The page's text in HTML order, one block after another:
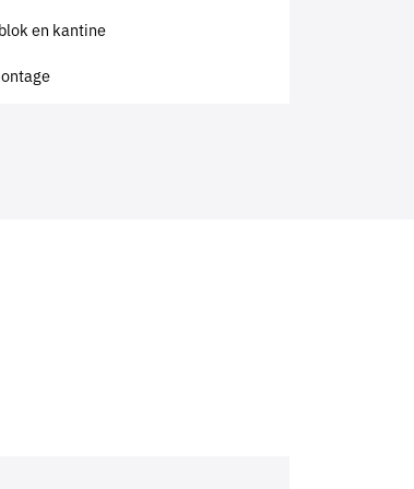
en kantine